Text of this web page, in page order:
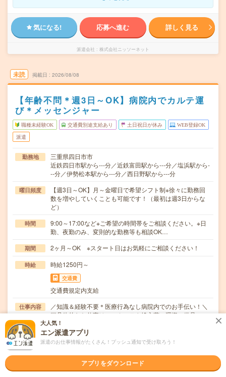
気になる! 応募へ進む 詳しく見る
派遣会社 株式会社ニッソーネット
未読 掲載日 2026/08/08
【年齢不問＊週3日～OK】病院内でカルテ運
び＊メッセンジャー
職種未経験OK 交通費別途支給あり 土日祝日が休み WEB登録OK
派遣
勤務地
三重県四日市市
近鉄四日市駅から---分／近鉄富田駅から---分／塩浜駅から-
--分／伊勢松本駅から---分／西日野駅から---分
曜日頻度
【週3日～OK】月～金曜日で希望シフト制※徐々に勤務回
数を増やしていくことも可能です！（最初は週3日からな
ど）
時間
9:00～17:00など※ご希望の時間帯をご相談ください。※日
勤、夜勤のみ、変則的な勤務等も相談OK…
期間 2ヶ月～OK ※スタート日はお気軽にご相談ください！
時給 時給1250円～
交通費
交通費規定内支給
仕事内容
／知識＆経験不要＊医療行為なし病院内でのお手伝い！＼
▽具体的なお仕事は…・カルテや処方薬の運搬・備品…
応募資格
職種未経験OK / ブランクOK / パソコンスキル不要 / 英語力
不要
中！※履歴書不要・来社不要で電話相談もOK…
大人気！
エン派遣アプリ
派遣のお仕事情報がたくさん！プッシュ通知で受け取ろう！
アプリをダウンロード